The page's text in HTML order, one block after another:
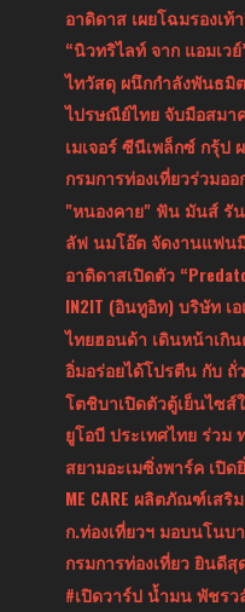
อาดิดาส เผยโฉมรองเท้
“นิวทริไลท์ จาก แอมเว
ไทวัสดุ ผนึกกำลังพันธมิ
ไปรษณีย์ไทย จับมือสมา
เมเจอร์ ซีนีเพล็กซ์ กรุ้ป
กรมการท่องเที่ยวร่วมออ
"หนองคาย" ฟัน มันส์ รั
ลัฟ นมโอ๊ต จัดงานแฟนมี
อาดิดาสเปิดตัว
IN2IT (อินทูอิท) บริษัท เ
ไทยฮอนด้า เดินหน้าเกิ
อิ่มอร่อยได้โปรตีน กับ
โตชิบาเปิดตัวตู้เย็นไซส์
ยูโอบี ประเทศไทย ร่วม
สยามอะเมซิ่งพาร์ค เปิด
ME CARE ผลิตภัณฑ์เส
ก.ท่องเที่ยวฯ มอบนโนบ
กรมการท่องเที่ยว ยินดี
#เปิดวาร์ป น้ำมน พัชร